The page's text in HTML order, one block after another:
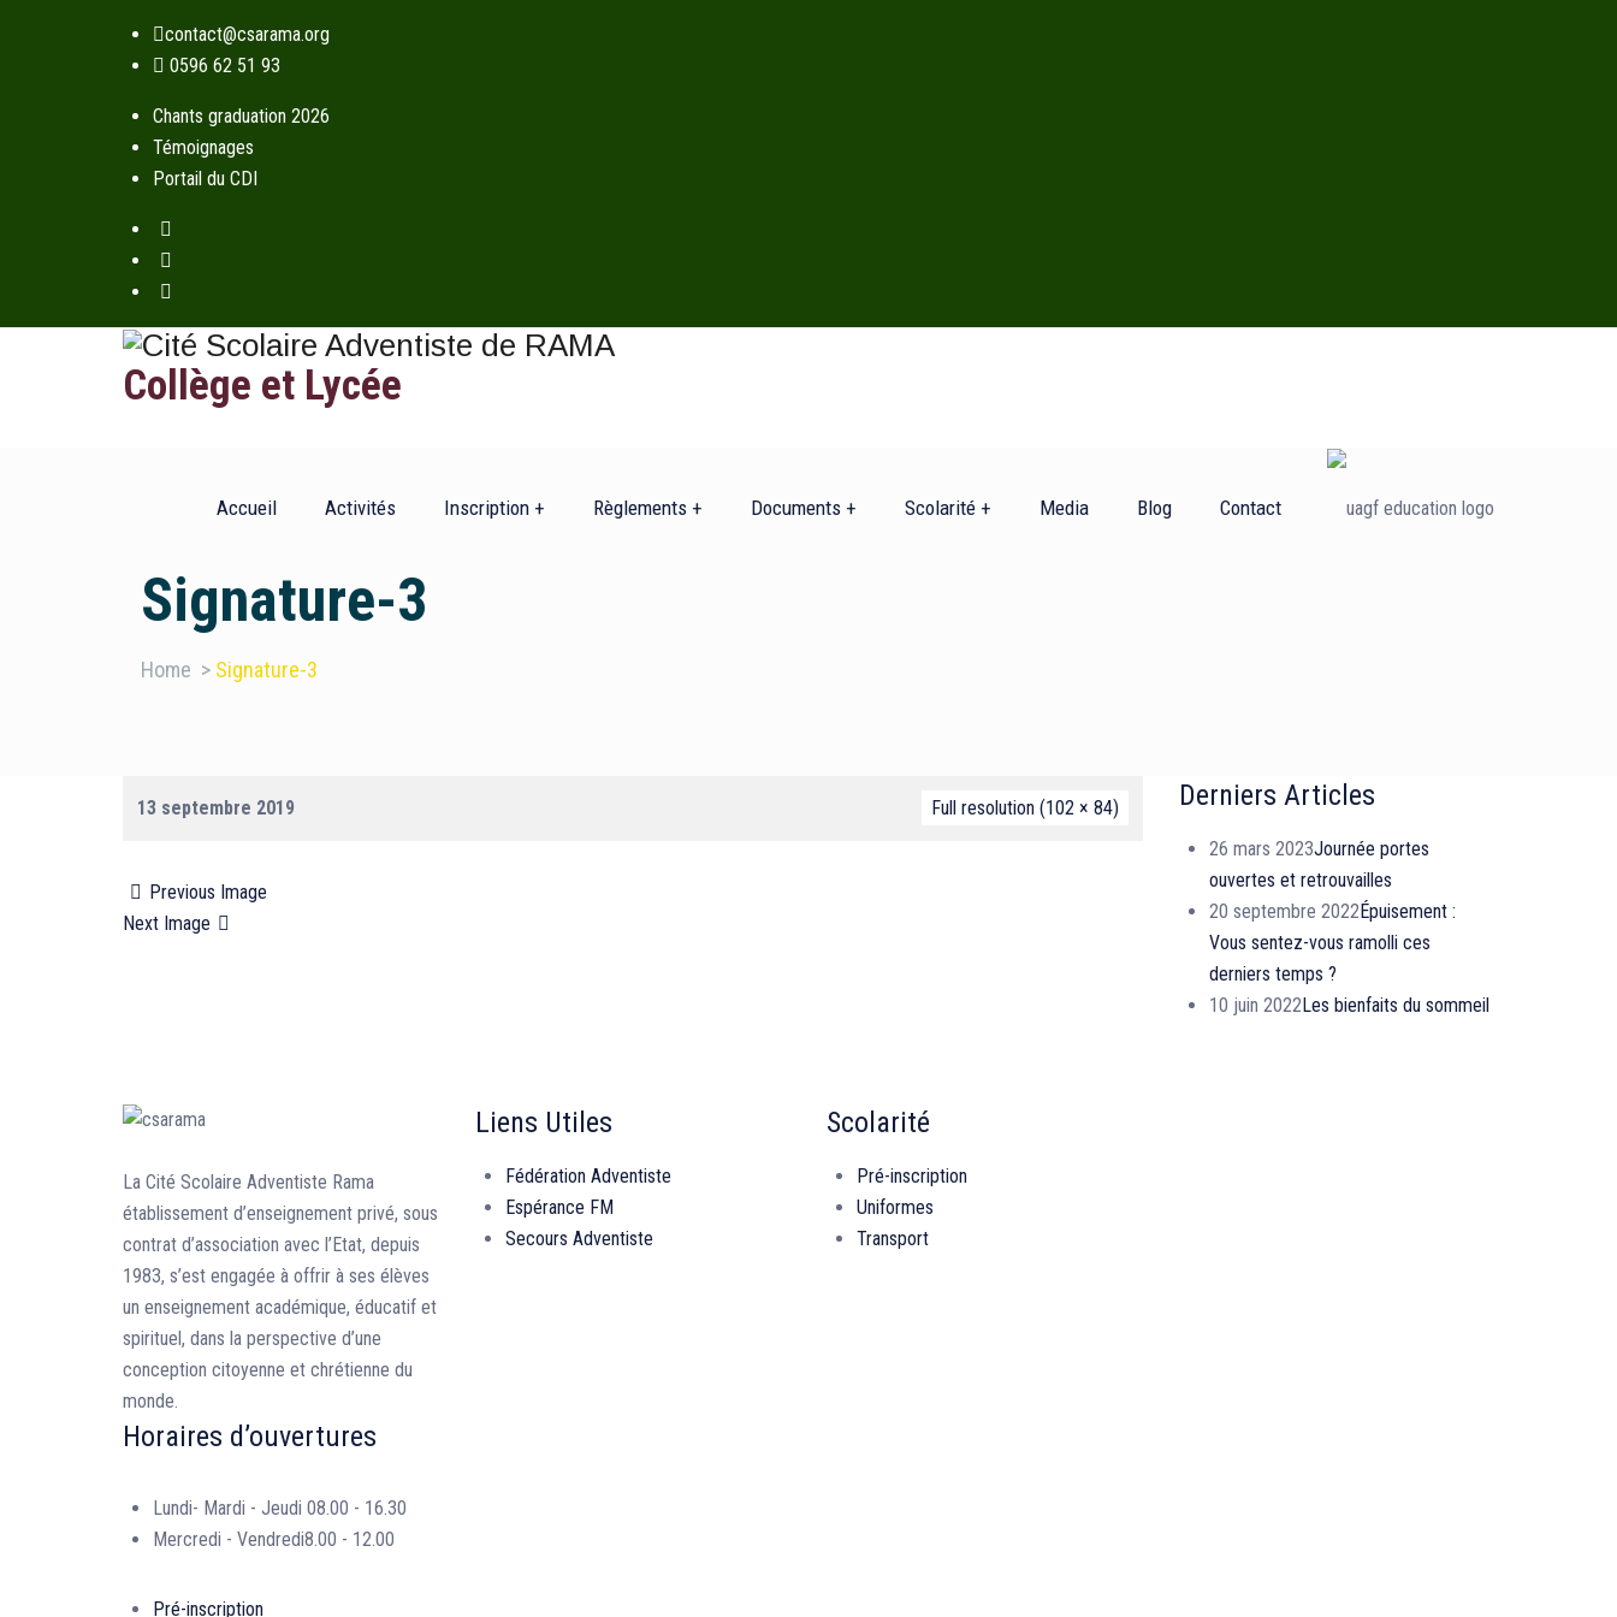
contact@csarama.org
0596 62 51 93
Chants graduation 2026
Témoignages
Portail du CDI
Collège et Lycée
Accueil Activités Inscription + Règlements + Documents + Scolarité + Media Blog Contact
Signature-3
Home > Signature-3
13 septembre 2019 Full resolution (102 × 84)
Previous Image
Next Image
Derniers Articles
26 mars 2023Journée portes
ouvertes et retrouvailles
20 septembre 2022Épuisement :
Vous sentez-vous ramolli ces
derniers temps ?
10 juin 2022Les bienfaits du sommeil
La Cité Scolaire Adventiste Rama
établissement d’enseignement privé, sous
contrat d’association avec l’Etat, depuis
1983, s’est engagée à offrir à ses élèves
un enseignement académique, éducatif et
spirituel, dans la perspective d’une
conception citoyenne et chrétienne du
monde.
Horaires d’ouvertures
Lundi- Mardi - Jeudi 08.00 - 16.30
Mercredi - Vendredi8.00 - 12.00
Liens Utiles
Fédération Adventiste
Espérance FM
Secours Adventiste
Scolarité
Pré-inscription
Uniformes
Transport
Pré-inscription